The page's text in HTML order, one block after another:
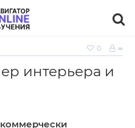
0 ∞
интерьера и